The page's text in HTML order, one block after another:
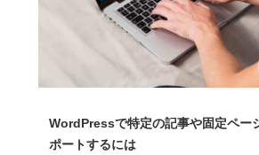
WordPressで特定の記事や固定ペー
ポートするには